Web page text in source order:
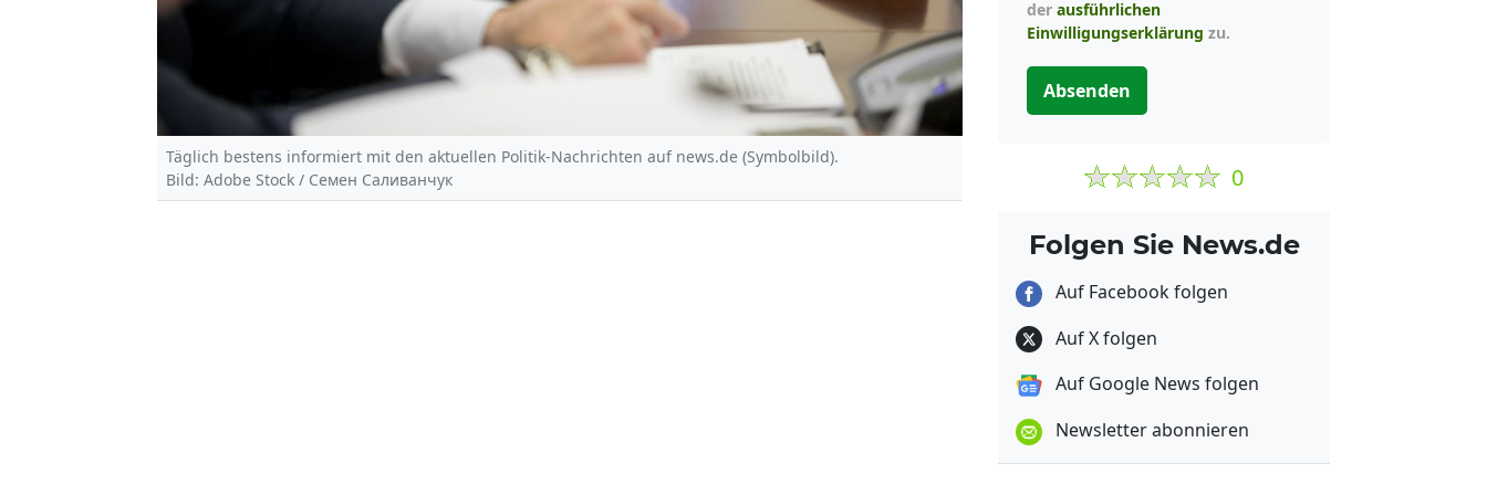
Täglich bestens informiert mit den aktuellen Politik-Nachrichten auf news.de (Symbolbild).
Bild: Adobe Stock / Семен Саливанчук
der ausführlichen
Einwilligungserklärung zu.
Absenden
0
Folgen Sie News.de
Auf Facebook folgen
Auf X folgen
Auf Google News folgen
Newsletter abonnieren